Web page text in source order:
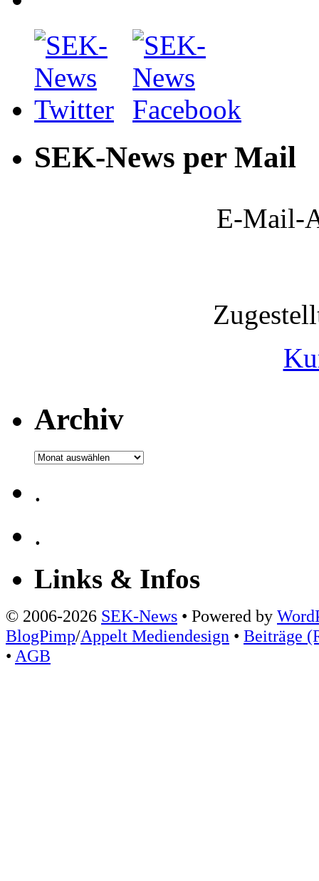
SEK-News per Mail
E-Mail-
Archiv
Archiv
.
.
Links & Infos
© 2006-2026 SEK-News • Powered by
BlogPimp/Appelt Mediendesign • Beiträge
• AGB